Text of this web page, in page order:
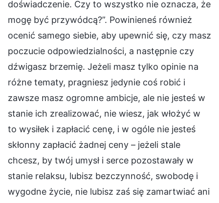
doświadczenie. Czy to wszystko nie oznacza, że
mogę być przywódcą?”. Powinieneś również
ocenić samego siebie, aby upewnić się, czy masz
poczucie odpowiedzialności, a następnie czy
dźwigasz brzemię. Jeżeli masz tylko opinie na
różne tematy, pragniesz jedynie coś robić i
zawsze masz ogromne ambicje, ale nie jesteś w
stanie ich zrealizować, nie wiesz, jak włożyć w
to wysiłek i zapłacić cenę, i w ogóle nie jesteś
skłonny zapłacić żadnej ceny – jeżeli stale
chcesz, by twój umysł i serce pozostawały w
stanie relaksu, lubisz bezczynność, swobodę i
wygodne życie, nie lubisz zaś się zamartwiać ani